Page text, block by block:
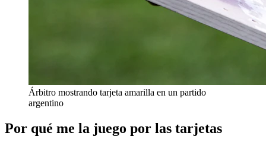
Árbitro mostrando tarjeta amarilla en un partido
argentino
Por qué me la juego por las tarjetas